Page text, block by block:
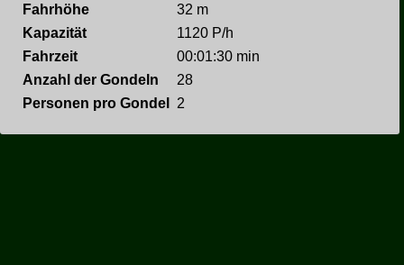
Fahrhöhe
32 m
Kapazität
1120 P/h
Fahrzeit
00:01:30 min
Anzahl der Gondeln
28
Personen pro Gondel
2